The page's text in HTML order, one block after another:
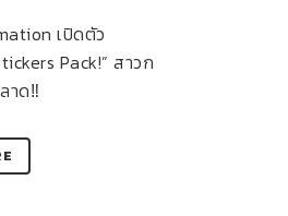
เปิดตัว
Pack!” สาวก
าด‼